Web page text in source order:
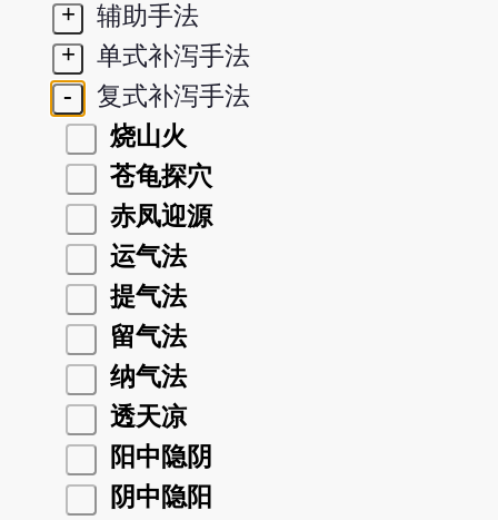
+
辅助手法
+
单式补泻手法
-
复式补泻手法
烧山火
苍龟探穴
赤凤迎源
运气法
提气法
留气法
纳气法
透天凉
阳中隐阴
阴中隐阳